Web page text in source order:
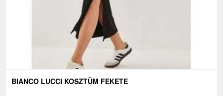
BIANCO LUCCI KOSZTÜM FEKETE